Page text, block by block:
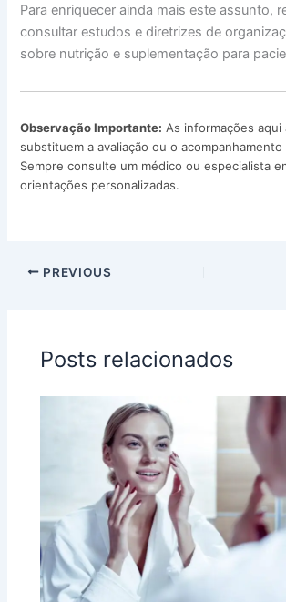
Para enriquecer ainda mais este assunto,
consultar estudos e diretrizes de
sobre nutrição e suplementação para
Observação Importante: As informações aqui
substituem a avaliação ou o
Sempre consulte um médico ou especialista
orientações personalizadas.
PREVIOUS
Posts relacionados